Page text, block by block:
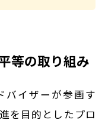
等の取り組み
バイザーが参画す
を目的としたプロ